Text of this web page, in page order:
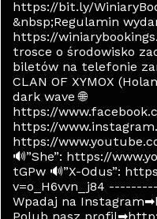
https://bit.ly/
&nbsp;Regulamin
https://
trosce o środowisko
biletów na telefonie
CLAN OF XYMOX
dark wave 🌐
https://
https://
https://
🔊”She”: https://
tGPw 🔊”X-Odus”:
v=o_H6vvn_j84
Wpadaj na